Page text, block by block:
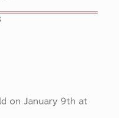
on January 9th at